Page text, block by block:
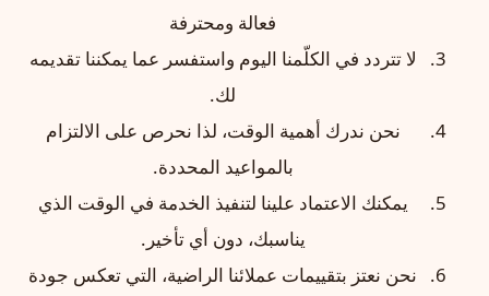
فعالة ومحترفة
لا تتردد في الكلّمنا اليوم واستفسر عما يمكننا تقديمه
لك.
نحن ندرك أهمية الوقت، لذا نحرص على الالتزام
بالمواعيد المحددة.
يمكنك الاعتماد علينا لتنفيذ الخدمة في الوقت الذي
يناسبك، دون أي تأخير.
نحن نعتز بتقييمات عملائنا الراضية، التي تعكس جودة